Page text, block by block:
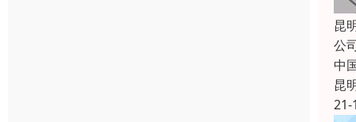
昆
公
中
昆
21-